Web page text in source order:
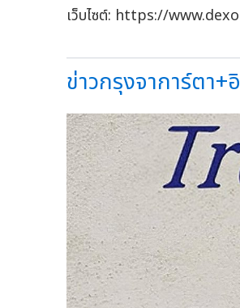
เว็บไซต์: https://
ข่าวกรุงจาการ์ตา+